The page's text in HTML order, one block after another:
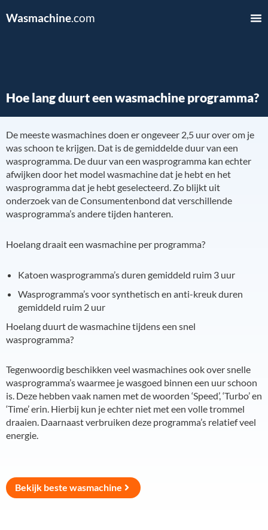
Wasmachine.com
Hoe lang duurt een wasmachine programma?
De meeste wasmachines doen er ongeveer 2,5 uur over om je
was schoon te krijgen. Dat is de gemiddelde duur van een
wasprogramma. De duur van een wasprogramma kan echter
afwijken door het model wasmachine dat je hebt en het
wasprogramma dat je hebt geselecteerd. Zo blijkt uit
onderzoek van de Consumentenbond dat verschillende
wasprogramma’s andere tijden hanteren.
Hoelang draait een wasmachine per programma?
Katoen wasprogramma’s duren gemiddeld ruim 3 uur
Wasprogramma’s voor synthetisch en anti-kreuk duren
gemiddeld ruim 2 uur
Hoelang duurt de wasmachine tijdens een snel
wasprogramma?
Tegenwoordig beschikken veel wasmachines ook over snelle
wasprogramma’s waarmee je wasgoed binnen een uur schoon
is. Deze hebben vaak namen met de woorden ‘Speed’, ‘Turbo’ en
‘Time’ erin. Hierbij kun je echter niet met een volle trommel
draaien. Daarnaast verbruiken deze programma’s relatief veel
energie.
Bekijk beste wasmachine